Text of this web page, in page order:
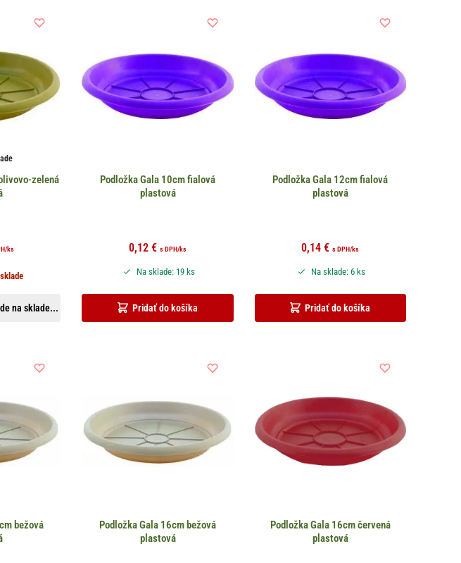
zelená
/ks
na sklade...
Podložka Gala 10cm fialová
plastová
0,12 € s DPH/ks
Pridať do košíka
Na sklade: 19 ks
Podložka Gala 12cm fialová
plastová
0,14€ s DPH/ks
Pridať do košíka
Na sklade: 6 ks
bežová
Podložka Gala 16cm bežová
plastová
Podložka Gala 16cm červená
plastová